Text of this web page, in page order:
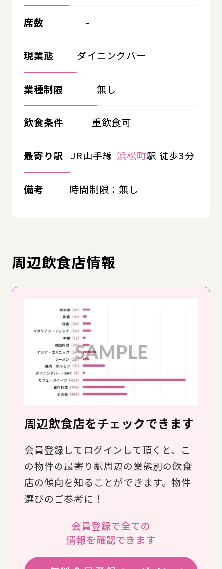
席数 -
現業態 ダイニングバー
業種制限 無し
飲食条件 重飲食可
最寄り駅 JR山手線 浜松町駅 徒歩3分
備考 時間制限：無し
周辺飲食店情報
周辺飲食店をチェックできます
会員登録してログインして頂くと、こ
の物件の最寄り駅周辺の業態別の飲食
店の傾向を知ることができます。物件
選びのご参考に！
会員登録で全ての
情報を確認できます